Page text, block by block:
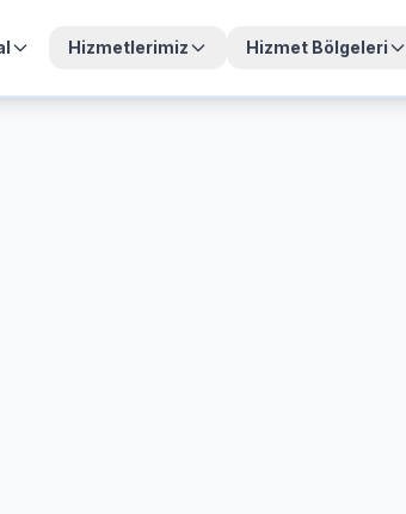
Hizmetlerimiz Hizmet Bölgeleri